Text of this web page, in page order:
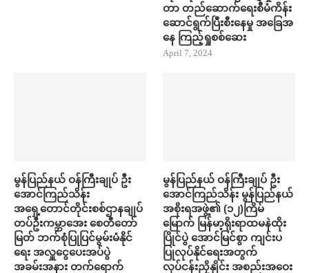
တာ တည်​ဆောက်​ရေးစီမံကိန်း ​
ဆောင်ရွက်ပြီးစီး​နေမှု အ​ခြေအ​
နေ ကြည့်ရှုစစ်​ဆေး
April 7, 2024
မွန်ပြည်နယ် ဝန်ကြီးချုပ် ဦး​
အောင်ကြည်သိန်း
အရှေ့တောင်တိုင်းစစ်ဌာနချုပ်
တပ်ဦးကမ္ဘာ​အေး စေတီ​တော်
မြတ် ဘက်စုံပြုပြင်မွမ်းမံနိုင်​
ရေး အလှူ​ငွေ​ပေးအပ်ပွဲ
အခမ်းအနား တက်​ရောက်
မွန်ပြည်နယ် ဝန်ကြီးချုပ် ဦး​
အောင်ကြည်သိန်း မွန်ပြည်နယ်
အစိုးရအဖွဲ့၏ (၁၂)ကြိမ်
မြောက် မြန်မာ့ရိုးရာထမနဲထိုး
ပြိုင်ပွဲ အောင်မြင်စွာ ကျင်းပ
ပြုလုပ်နိုင်ရေးအတွက်
လုပ်ငန်းညှိနှိုင်း အစည်းအဝေး